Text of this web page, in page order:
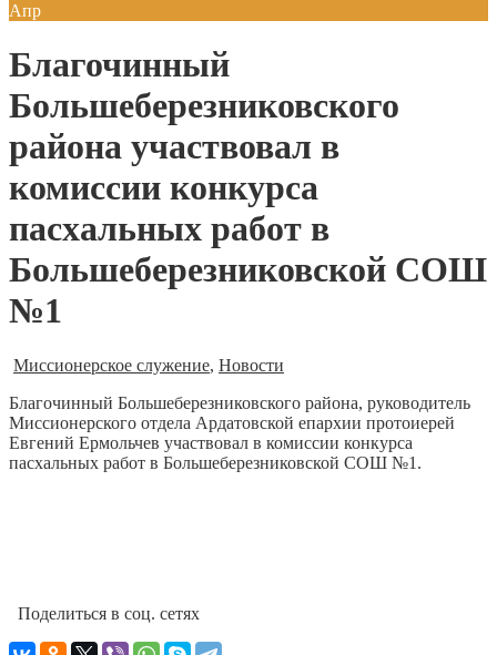
Апр
Благочинный
Большеберезниковского
района участвовал в
комиссии конкурса
пасхальных работ в
Большеберезниковской СОШ
№1
Миссионерское служение, Новости
Благочинный Большеберезниковского района, руководитель
Миссионерского отдела Ардатовской епархии протоиерей
Евгений Ермольчев участвовал в комиссии конкурса
пасхальных работ в Большеберезниковской СОШ №1.
Поделиться в соц. сетях